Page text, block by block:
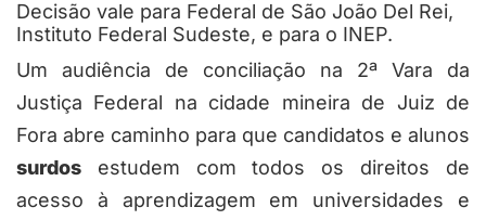
Decisão vale para Federal de São João Del Rei,
Instituto Federal Sudeste, e para o INEP.
Um audiência de conciliação na 2ª Vara da
Justiça Federal na cidade mineira de Juiz de
Fora abre caminho para que candidatos e alunos
surdos estudem com todos os direitos de
acesso à aprendizagem em universidades e